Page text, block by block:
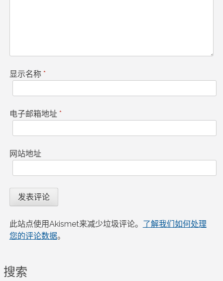
显示名称 *
电子邮箱地址 *
网站地址
此站点使用Akismet来减少垃圾评论。 了解我们如何处理
您的评论数据。
搜索